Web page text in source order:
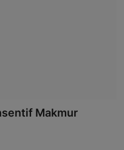
Makmur